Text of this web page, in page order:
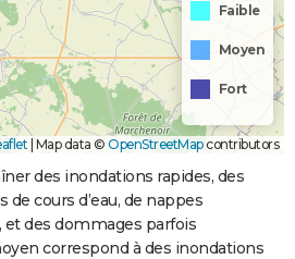
Faible
Moyen
Fort
| Map data © OpenStreetMapcontributors
des inondations rapides, des
cours d’eau, de nappes
et des dommages parfois
correspond à des inondations